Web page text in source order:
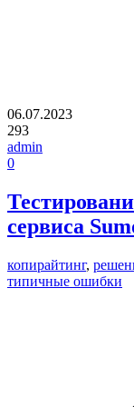
06.07.2023
293
admin
0
сервиса
копирайтинг,
типичные ошибки